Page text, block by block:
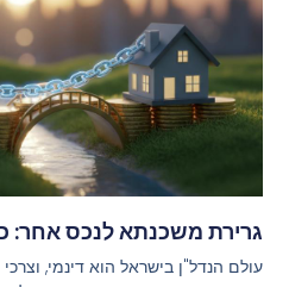
גרירת משכנתא לנכס אחר:
עולם הנדל"ן בישראל הוא דינמי,